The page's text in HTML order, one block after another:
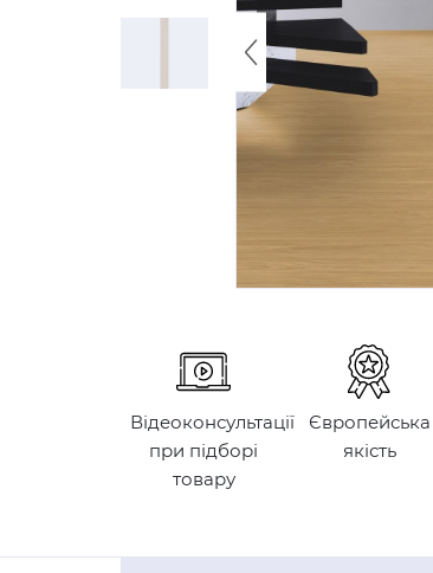
Відеоконсультації
при підборі
товару
Європейська
якість